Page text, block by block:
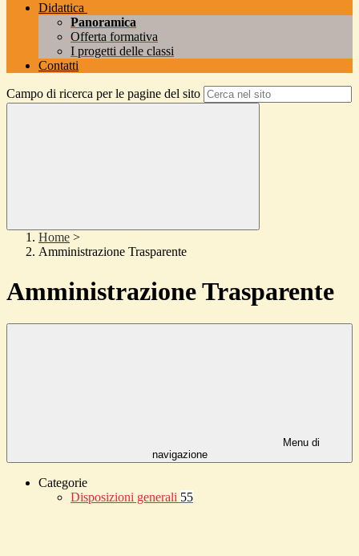
Didattica
Panoramica
Offerta formativa
I progetti delle classi
Contatti
Campo di ricerca per le pagine del sito
Home >
Amministrazione Trasparente
Amministrazione Trasparente
Menu di
navigazione
Categorie
Disposizioni generali 55